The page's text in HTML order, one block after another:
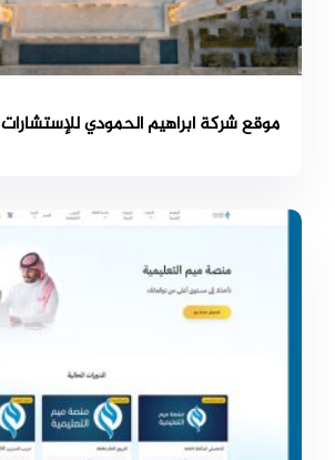
موقع شركة ابراهيم الحمودي للإستشارات